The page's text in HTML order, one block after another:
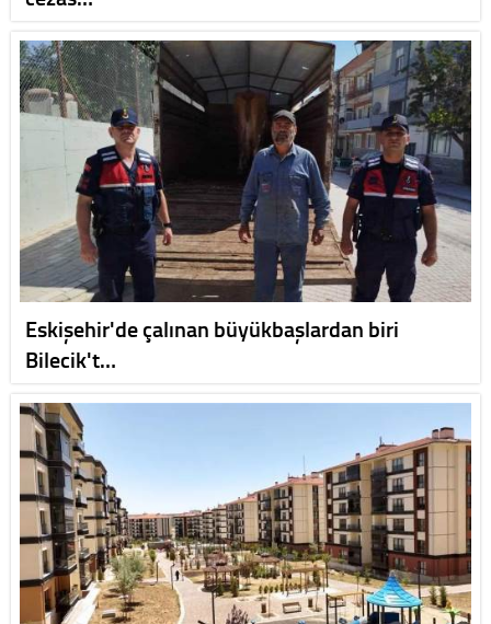
Eskişehir'de çalınan büyükbaşlardan biri
Bilecik't…